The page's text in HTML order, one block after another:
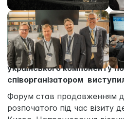
У Лондоні відбувся 4-й
Transition Forum ,
у співпраці з Clyde & Co.
українського компоненту
співорганізатором
Форум став продовженням
розпочатого під час візиту